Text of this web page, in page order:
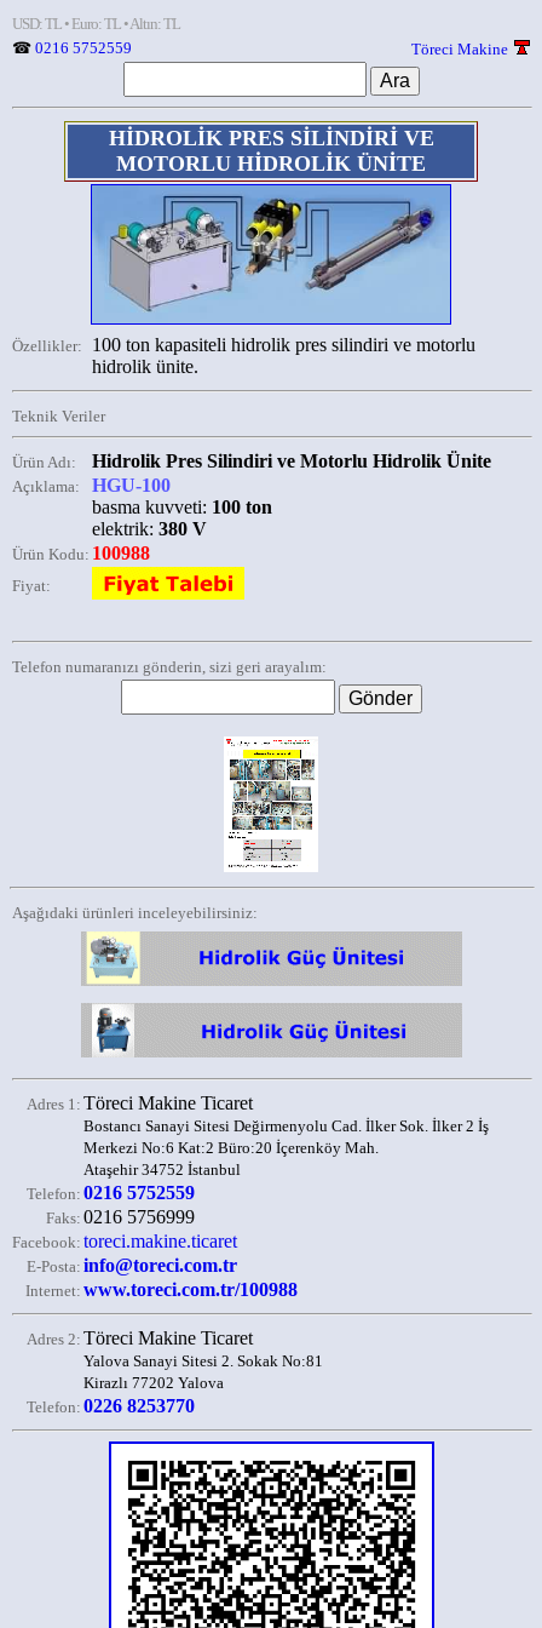
USD: TL • Euro: TL • Altın: TL
☎ 0216 5752559 Töreci Makine
HİDROLİK PRES SİLİNDİRİ VE
MOTORLU HİDROLİK ÜNİTE
Özellikler:
100 ton kapasiteli hidrolik pres silindiri ve motorlu
hidrolik ünite.
Teknik Veriler
Ürün Adı: Hidrolik Pres Silindiri ve Motorlu Hidrolik Ünite
Açıklama:
HGU-100
basma kuvveti: 100 ton
elektrik: 380 V
Ürün Kodu: 100988
Fiyat:
Telefon numaranızı gönderin, sizi geri arayalım:
Aşağıdaki ürünleri inceleyebilirsiniz:
Adres 1: Töreci Makine Ticaret
Bostancı Sanayi Sitesi Değirmenyolu Cad. İlker Sok. İlker 2 İş
Merkezi No:6 Kat:2 Büro:20 İçerenköy Mah.
Ataşehir 34752 İstanbul
Telefon: 0216 5752559
Faks: 0216 5756999
Facebook: toreci.makine.ticaret
E-Posta: info@toreci.com.tr
Internet: www.toreci.com.tr/100988
Adres 2: Töreci Makine Ticaret
Yalova Sanayi Sitesi 2. Sokak No:81
Kirazlı 77202 Yalova
Telefon: 0226 8253770